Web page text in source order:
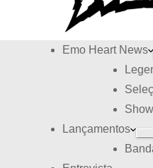
Emo Heart News
Lançamentos